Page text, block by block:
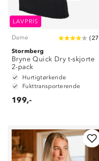
LAVPRIS
Dame (27
Stormberg
Bryne Quick Dry t-skjorte
2-pack
Hurtigtørkende
Fukttransporterende
199,-